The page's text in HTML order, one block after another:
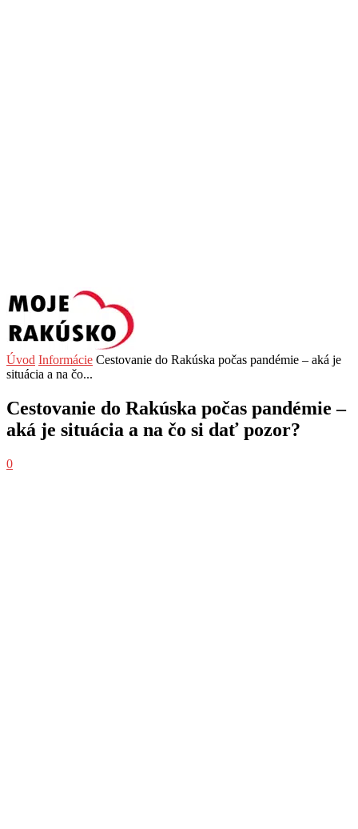
Úvod Informácie Cestovanie do Rakúska počas pandémie – aká je
situácia a na čo...
Cestovanie do Rakúska počas pandémie –
aká je situácia a na čo si dať pozor?
0